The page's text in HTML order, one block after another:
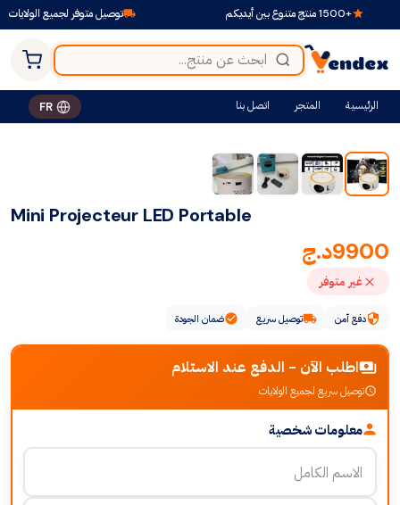
توصيل متوفر لجميع الولايات
الرئيسية المتجر اتصل بنا FR
Mini Projecteur LED Portable
9900د.ج
غير متوفر
دفع آمن توصيل سريع ضمان الجودة
اطلب الآن - الدفع عند الاستلام
توصيل سريع لجميع الولايات
معلومات شخصية